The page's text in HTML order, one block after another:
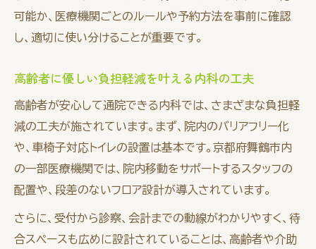
可能か、医療機関ごとのルールや予約方法を事前に確認
し、適切に使い分けることが重要です。
高齢者に優しい負担軽減を叶える内科の工夫
高齢者が安心して通院できる内科では、さまざまな負担軽
減の工夫が施されています。まず、院内のバリアフリー化
や、車椅子対応トイレの設置は基本です。京都府舞鶴市内
の一部医療機関では、院内移動をサポートするスタッフの
配置や、段差のないフロア設計が導入されています。
さらに、受付から診察、会計までの動線がわかりやすく、待
合スペースも広めに設計されていることは、高齢者や介助